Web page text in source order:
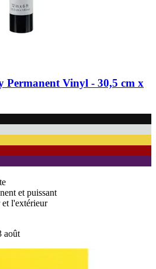
Permanent Vinyl -​ 30,5 cm x
et puissant
l'extérieur
août